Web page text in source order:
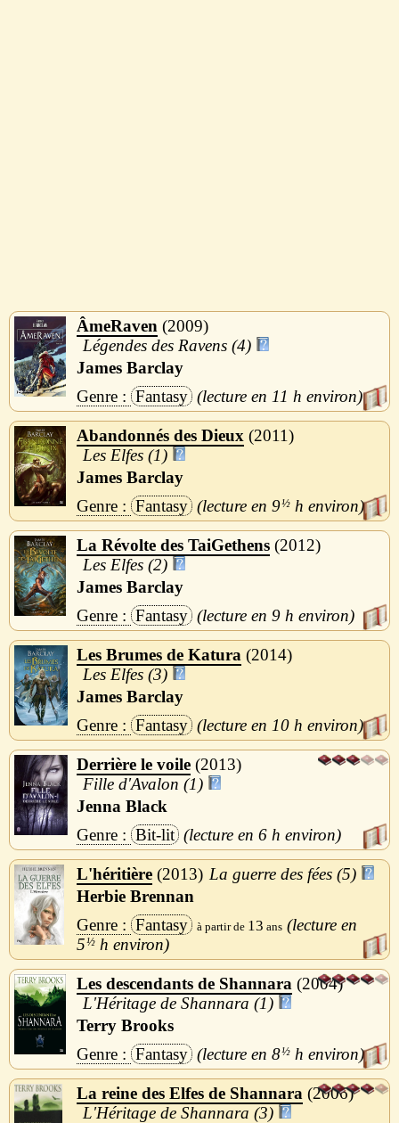
ÂmeRaven
2009
Légendes des Ravens (4)
James Barclay
Fantasy
11 h
Abandonnés des Dieux
2011
Les Elfes (1)
James Barclay
Fantasy
9½ h
La Révolte des TaiGethens 2012
Les Elfes (2)
James Barclay
Fantasy
9 h
Les Brumes de Katura
2014
Les Elfes (3)
James Barclay
Fantasy
10 h
Derrière le voile 2013
Fille d'Avalon (1)
Jenna Black
Bit-lit
6 h
L'héritière 2013
La guerre des fées (5)
Herbie Brennan
Fantasy
13
5½ h
Les descendants de Shannara
2004
L'Héritage de Shannara (1)
Terry Brooks
Fantasy
8½ h
La reine des Elfes de Shannara
2006
L'Héritage de Shannara (3)